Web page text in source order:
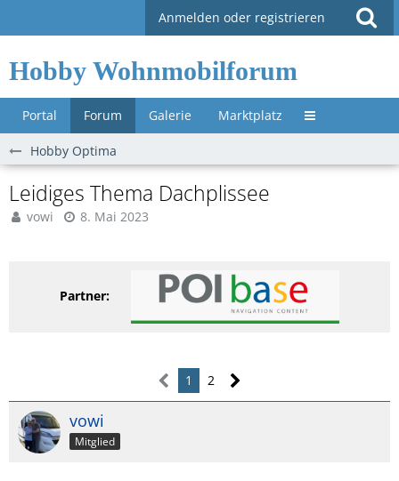
Anmelden oder registrieren
Hobby Wohnmobilforum
Portal Forum Galerie Marktplatz Untermenü »
Hobby Optima
Leidiges Thema Dachplissee
vowi 8. Mai 2023
Partner:
1 2
vowi
Mitglied